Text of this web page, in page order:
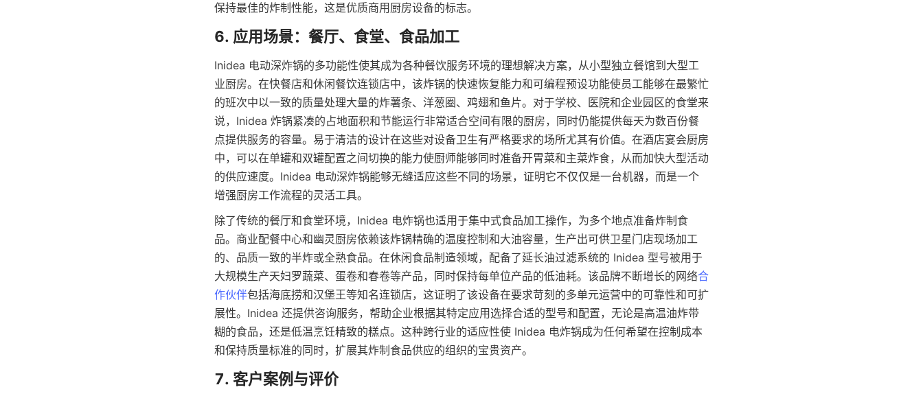
保持最佳的炸制性能，这是优质商用厨房设备的标志。
Inidea 电动深炸锅的多功能性使其成为各种餐饮服务环境的理想解决方案，从小型独立餐馆到大型工
业厨房。在快餐店和休闲餐饮连锁店中，该炸锅的快速恢复能力和可编程预设功能使员工能够在最繁忙
的班次中以一致的质量处理大量的炸薯条、洋葱圈、鸡翅和鱼片。对于学校、医院和企业园区的食堂来
说，Inidea 炸锅紧凑的占地面积和节能运行非常适合空间有限的厨房，同时仍能提供每天为数百份餐
点提供服务的容量。易于清洁的设计在这些对设备卫生有严格要求的场所尤其有价值。在酒店宴会厨房
中，可以在单罐和双罐配置之间切换的能力使厨师能够同时准备开胃菜和主菜炸食，从而加快大型活动
的供应速度。Inidea 电动深炸锅能够无缝适应这些不同的场景，证明它不仅仅是一台机器，而是一个
增强厨房工作流程的灵活工具。
除了传统的餐厅和食堂环境，Inidea 电炸锅也适用于集中式食品加工操作，为多个地点准备炸制食
品。商业配餐中心和幽灵厨房依赖该炸锅精确的温度控制和大油容量，生产出可供卫星门店现场加工
的、品质一致的半炸或全熟食品。在休闲食品制造领域，配备了延长油过滤系统的 Inidea 型号被用于
大规模生产天妇罗蔬菜、蛋卷和春卷等产品，同时保持每单位产品的低油耗。该品牌不断增长的网络合
作伙伴包括海底捞和汉堡王等知名连锁店，这证明了该设备在要求苛刻的多单元运营中的可靠性和可扩
展性。Inidea 还提供咨询服务，帮助企业根据其特定应用选择合适的型号和配置，无论是高温油炸带
糊的食品，还是低温烹饪精致的糕点。这种跨行业的适应性使 Inidea 电炸锅成为任何希望在控制成本
和保持质量标准的同时，扩展其炸制食品供应的组织的宝贵资产。